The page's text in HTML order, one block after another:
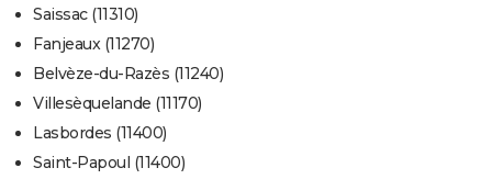
Saissac (11310)
Fanjeaux (11270)
Belvèze-du-Razès (11240)
Villesèquelande (11170)
Lasbordes (11400)
Saint-Papoul (11400)